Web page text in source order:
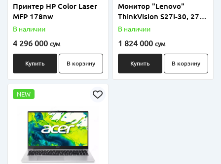
Принтер HP Color Laser
MFP 178nw
В наличии
4 296 000 сум
Купить В корзину
Монитор "Lenovo"
ThinkVision S27i-30, 27"
Full HD IPS (Арт. -
В наличии
1 824 000 сум
Купить В корзину
NEW